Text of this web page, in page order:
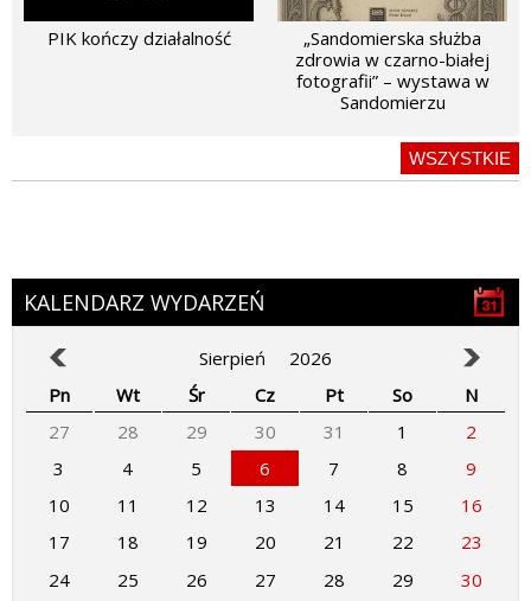
PIK kończy działalność
„Sandomierska służba
zdrowia w czarno-białej
fotografii” – wystawa w
Sandomierzu
WSZYSTKIE
KALENDARZ WYDARZEŃ
Sierpień
2026
Pn
Wt Śr Cz Pt So
N
27
28 29 30 31 1
2
3
4 5 6 7 8
9
10
11 12 13 14 15
16
17
18 19 20 21 22
23
24
25 26 27 28 29
30